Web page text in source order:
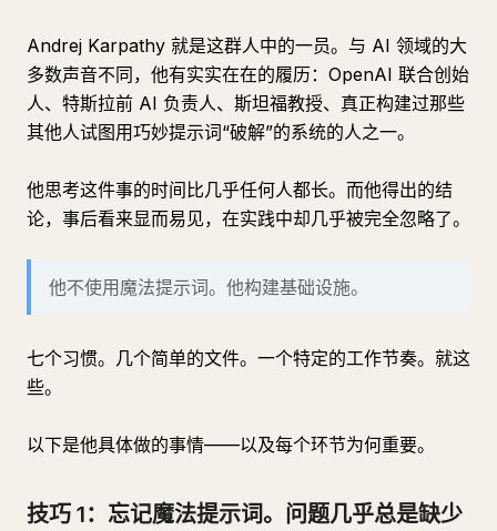
Andrej Karpathy 就是这群人中的一员。与 AI 领域的大
多数声音不同，他有实实在在的履历：OpenAI 联合创始
人、特斯拉前 AI 负责人、斯坦福教授、真正构建过那些
其他人试图用巧妙提示词“破解”的系统的人之一。
他思考这件事的时间比几乎任何人都长。而他得出的结
论，事后看来显而易见，在实践中却几乎被完全忽略了。
他不使用魔法提示词。他构建基础设施。
七个习惯。几个简单的文件。一个特定的工作节奏。就这
些。
以下是他具体做的事情——以及每个环节为何重要。
技巧 1：忘记魔法提示词。问题几乎总是缺少